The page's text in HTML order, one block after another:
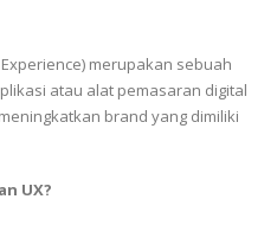
merupakan sebuah
atau alat pemasaran digital
brand yang dimiliki
UX?